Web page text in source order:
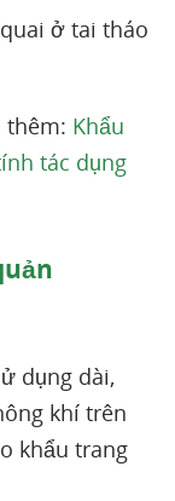
ở tai tháo
thêm: Khẩu
tác dụng
dụng dài,
khí trên
khẩu trang